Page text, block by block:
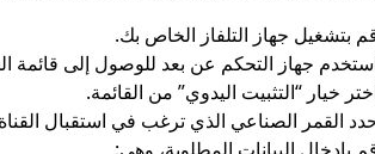
بتشغيل جهاز التلفاز الخاص بك.
جهاز التحكم عن بعد للوصول إلى قائمة
خيار “التثبيت اليدوي” من القائمة.
القمر الصناعي الذي ترغب في استقبال